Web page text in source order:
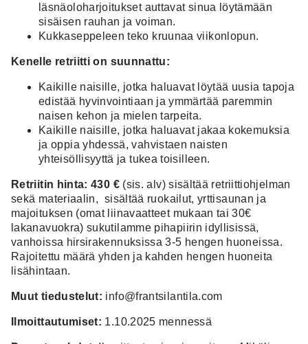
läsnäoloharjoitukset auttavat sinua löytämään
sisäisen rauhan ja voiman.
Kukkaseppeleen teko kruunaa viikonlopun.
Kenelle retriitti on suunnattu:
Kaikille naisille, jotka haluavat löytää uusia tapoja
edistää hyvinvointiaan ja ymmärtää paremmin
naisen kehon ja mielen tarpeita.
Kaikille naisille, jotka haluavat jakaa kokemuksia
ja oppia yhdessä, vahvistaen naisten
yhteisöllisyyttä ja tukea toisilleen.
Retriitin hinta: 430 € (sis. alv) sisältää retriittiohjelman
sekä materiaalin, sisältää ruokailut, yrttisaunan ja
majoituksen (omat liinavaatteet mukaan tai 30€
lakanavuokra) sukutilamme pihapiirin idyllisissä,
vanhoissa hirsirakennuksissa 3-5 hengen huoneissa.
Rajoitettu määrä yhden ja kahden hengen huoneita
lisähintaan.
Muut tiedustelut: info@frantsilantila.com
Ilmoittautumiset: 1.10.2025 mennessä